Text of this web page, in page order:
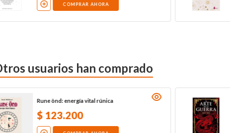
COMPRAR AHORA
usuarios han comprado
Rune önd: energía vital rúnica
$ 123.200